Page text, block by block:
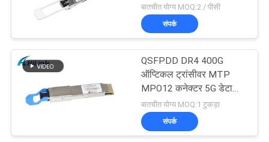
बातचीत योग्य MOQ:2 / पीसी
संपर्क
QSFPDD DR4 400G
ऑप्टिकल ट्रांसीवर MTP
MPO12 कनेक्टर 5G डेटा
सेंटर के लिए
बातचीत योग्य MOQ:1 टुकड़ा
संपर्क